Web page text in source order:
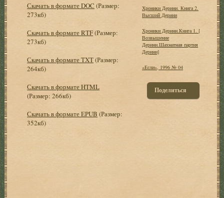
Скачать в формате DOC (Размер:
273кб)
Скачать в формате RTF(Размер:
273кб)
Скачать в формате TXT(Размер:
264кб)
Скачать в формате HTML
(Размер: 266кб)
Скачать в формате EPUB (Размер:
352кб)
Хроники Дерини. Книга 2.
Высший Дерини
Хроники Дерини.Книга 1. [
Возвышение
Дерини.Шахматная партия
Дерини]
«Если», 1996 № 04
Поделиться